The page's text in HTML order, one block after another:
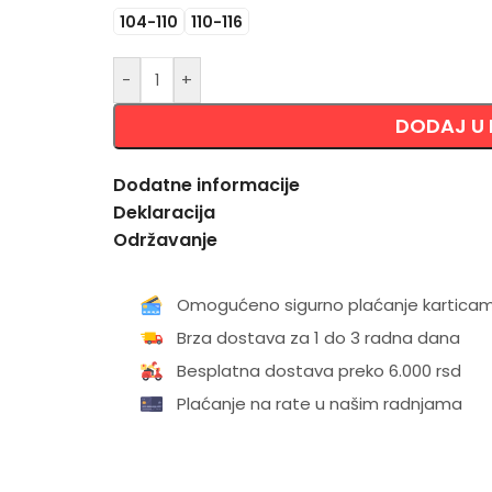
104-110 110-116
- +
DODAJ U
Dodatne informacije
Deklaracija
Održavanje
Omogućeno sigurno plaćanje
Brza dostava za 1 do 3 radna dana
Besplatna dostava preko 6.000 rsd
Plaćanje na rate u našim radnjama